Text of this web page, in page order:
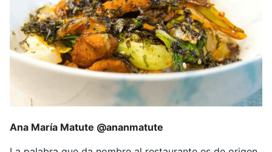
Ana María Matute @ananmatute